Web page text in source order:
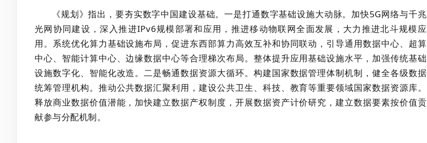
《规划》指出，要夯实数字中国建设基础。一是打通数字基础设施大动脉。加快5G网络与千兆
光网协同建设，深入推进IPv6规模部署和应用，推进移动物联网全面发展，大力推进北斗规模应
用。系统优化算力基础设施布局，促进东西部算力高效互补和协同联动，引导通用数据中心、超算
中心、智能计算中心、边缘数据中心等合理梯次布局。整体提升应用基础设施水平，加强传统基础
设施数字化、智能化改造。二是畅通数据资源大循环。构建国家数据管理体制机制，健全各级数据
统筹管理机构。推动公共数据汇聚利用，建设公共卫生、科技、教育等重要领域国家数据资源库。
释放商业数据价值潜能，加快建立数据产权制度，开展数据资产计价研究，建立数据要素按价值贡
献参与分配机制。